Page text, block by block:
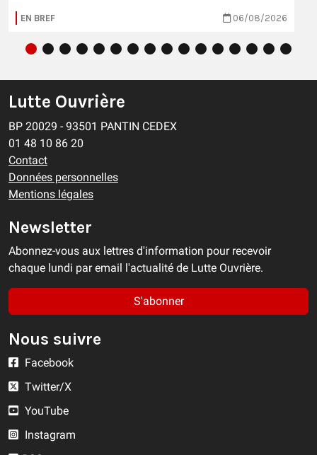
EN BREF 06/08/2026
Lutte Ouvrière
BP 20029 - 93501 PANTIN CEDEX
01 48 10 86 20
Contact
Données personnelles
Mentions légales
Newsletter
Abonnez-vous aux lettres d'information pour recevoir
chaque lundi par email l'actualité de Lutte Ouvrière.
S'abonner
Nous suivre
Facebook
Twitter/X
YouTube
Instagram